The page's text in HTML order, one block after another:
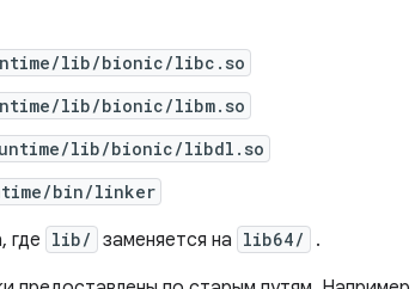
lib/bionic/libc.so
lib/bionic/libm.so
lib/bionic/libdl.so
bin/linker
где lib/ заменяется на lib64/
.